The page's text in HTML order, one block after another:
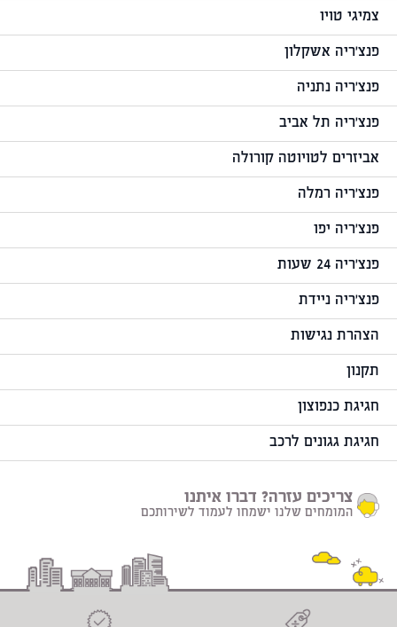
צמיגי טויו
פנצ'ריה אשקלון
פנצ'ריה נתניה
פנצ'ריה תל אביב
אביזרים לטויוטה קורולה
פנצ'ריה רמלה
פנצ'ריה יפו
פנצ'ריה 24 שעות
פנצ'ריה ניידת
הצהרת נגישות
תקנון
חגיגת כנפוצון
חגיגת גגונים לרכב
צריכים עזרה? דברו איתנו
המומחים שלנו ישמחו לעמוד לשירותכם